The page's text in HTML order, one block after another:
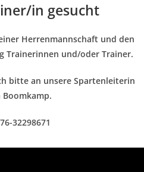
in gesucht
Herrenmannschaft und den
Trainerinnen und/oder Trainer.
bitte an unsere Spartenleiterin
Boomkamp.
32298671